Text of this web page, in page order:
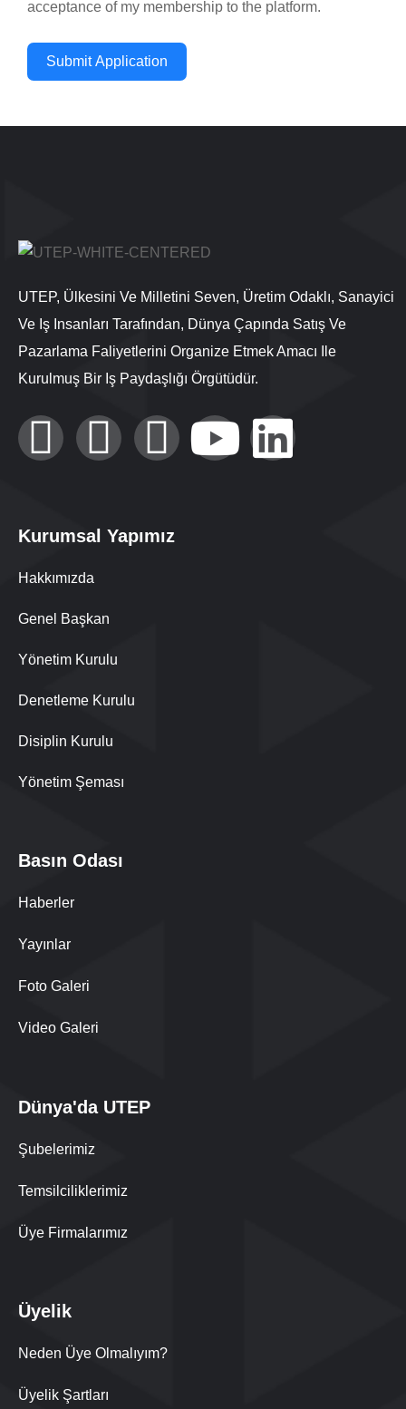
acceptance of my membership to the platform.
Submit Application
UTEP, Ülkesini Ve Milletini Seven, Üretim Odaklı, Sanayici
Ve Iş Insanları Tarafından, Dünya Çapında Satış Ve
Pazarlama Faliyetlerini Organize Etmek Amacı Ile
Kurulmuş Bir Iş Paydaşlığı Örgütüdür.
Kurumsal Yapımız
Hakkımızda
Genel Başkan
Yönetim Kurulu
Denetleme Kurulu
Disiplin Kurulu
Yönetim Şeması
Basın Odası
Haberler
Yayınlar
Foto Galeri
Video Galeri
Dünya'da UTEP
Şubelerimiz
Temsilciliklerimiz
Üye Firmalarımız
Üyelik
Neden Üye Olmalıyım?
Üyelik Şartları